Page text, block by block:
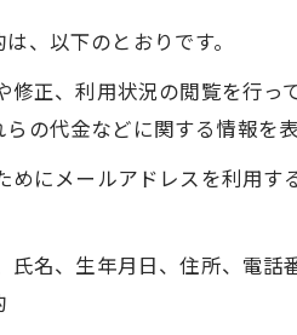
、以下のとおりです。
修正、利用状況の閲覧を行
の代金などに関する情報を
めにメールアドレスを利用
氏名、生年月日、住所、電